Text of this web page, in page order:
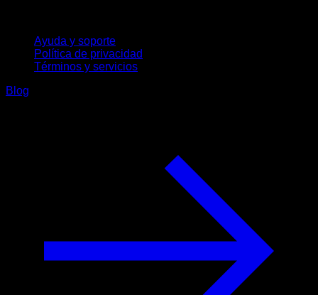
Ayuda y soporte
Política de privacidad
Términos y servicios
Blog